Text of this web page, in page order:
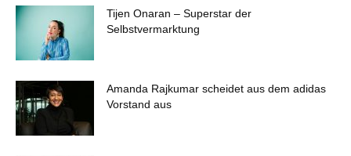
Tijen Onaran – Superstar der
Selbstvermarktung
Amanda Rajkumar scheidet aus dem adidas
Vorstand aus